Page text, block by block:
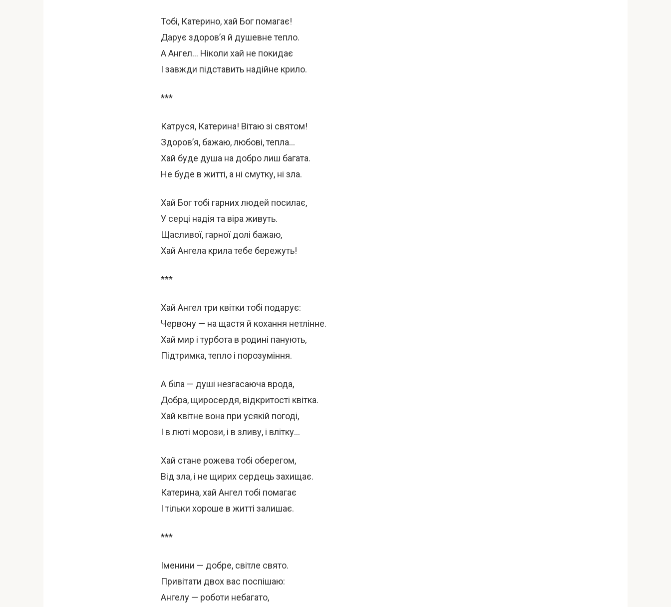
Тобі, Катерино, хай Бог помагає!
Дарує здоров’я й душевне тепло.
А Ангел… Ніколи хай не покидає
І завжди підставить надійне крило.
***
Катруся, Катерина! Вітаю зі святом!
Здоров’я, бажаю, любові, тепла…
Хай буде душа на добро лиш багата.
Не буде в житті, а ні смутку, ні зла.
Хай Бог тобі гарних людей посилає,
У серці надія та віра живуть.
Щасливої, гарної долі бажаю,
Хай Ангела крила тебе бережуть!
***
Хай Ангел три квітки тобі подарує:
Червону — на щастя й кохання нетлінне.
Хай мир і турбота в родині панують,
Підтримка, тепло і порозуміння.
А біла — душі незгасаюча врода,
Добра, щиросердя, відкритості квітка.
Хай квітне вона при усякій погоді,
І в люті морози, і в зливу, і влітку…
Хай стане рожева тобі оберегом,
Від зла, і не щирих сердець захищає.
Катерина, хай Ангел тобі помагає
І тільки хороше в житті залишає.
***
Іменини — добре, світле свято.
Привітати двох вас поспішаю:
Ангелу — роботи небагато,